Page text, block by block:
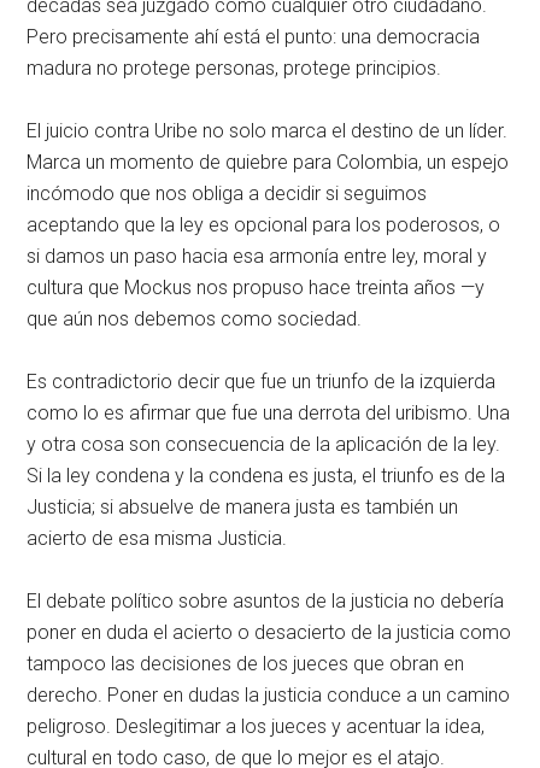
décadas sea juzgado como cualquier otro ciudadano.
Pero precisamente ahí está el punto: una democracia
madura no protege personas, protege principios.
El juicio contra Uribe no solo marca el destino de un líder.
Marca un momento de quiebre para Colombia, un espejo
incómodo que nos obliga a decidir si seguimos
aceptando que la ley es opcional para los poderosos, o
si damos un paso hacia esa armonía entre ley, moral y
cultura que Mockus nos propuso hace treinta años —y
que aún nos debemos como sociedad.
Es contradictorio decir que fue un triunfo de la izquierda
como lo es afirmar que fue una derrota del uribismo. Una
y otra cosa son consecuencia de la aplicación de la ley.
Si la ley condena y la condena es justa, el triunfo es de la
Justicia; si absuelve de manera justa es también un
acierto de esa misma Justicia.
El debate político sobre asuntos de la justicia no debería
poner en duda el acierto o desacierto de la justicia como
tampoco las decisiones de los jueces que obran en
derecho. Poner en dudas la justicia conduce a un camino
peligroso. Deslegitimar a los jueces y acentuar la idea,
cultural en todo caso, de que lo mejor es el atajo.